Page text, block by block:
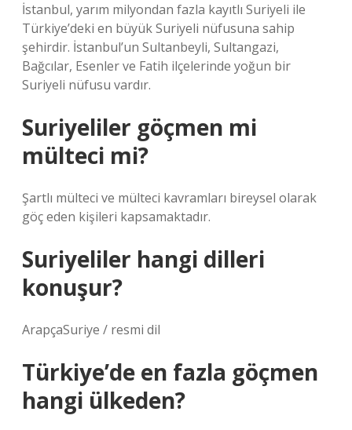
İstanbul, yarım milyondan fazla kayıtlı Suriyeli ile
Türkiye’deki en büyük Suriyeli nüfusuna sahip
şehirdir. İstanbul’un Sultanbeyli, Sultangazi,
Bağcılar, Esenler ve Fatih ilçelerinde yoğun bir
Suriyeli nüfusu vardır.
Suriyeliler göçmen mi
mülteci mi?
Şartlı mülteci ve mülteci kavramları bireysel olarak
göç eden kişileri kapsamaktadır.
Suriyeliler hangi dilleri
konuşur?
ArapçaSuriye / resmi dil
Türkiye’de en fazla göçmen
hangi ülkeden?